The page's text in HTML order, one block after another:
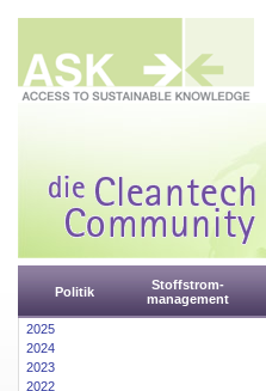
Politik
Stoffstrom-
management
2025
2024
2023
2022